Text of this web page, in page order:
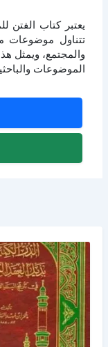
يعتبر كتاب الفتن
تتناول موضوعات
والمجتمع، ويمثل
الموضوعات